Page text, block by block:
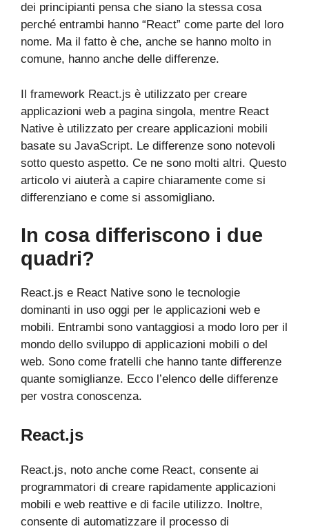
dei principianti pensa che siano la stessa cosa
perché entrambi hanno “React” come parte del loro
nome. Ma il fatto è che, anche se hanno molto in
comune, hanno anche delle differenze.
Il framework React.js è utilizzato per creare
applicazioni web a pagina singola, mentre React
Native è utilizzato per creare applicazioni mobili
basate su JavaScript. Le differenze sono notevoli
sotto questo aspetto. Ce ne sono molti altri. Questo
articolo vi aiuterà a capire chiaramente come si
differenziano e come si assomigliano.
In cosa differiscono i due
quadri?
React.js e React Native sono le tecnologie
dominanti in uso oggi per le applicazioni web e
mobili. Entrambi sono vantaggiosi a modo loro per il
mondo dello sviluppo di applicazioni mobili o del
web. Sono come fratelli che hanno tante differenze
quante somiglianze. Ecco l’elenco delle differenze
per vostra conoscenza.
React.js
React.js, noto anche come React, consente ai
programmatori di creare rapidamente applicazioni
mobili e web reattive e di facile utilizzo. Inoltre,
consente di automatizzare il processo di